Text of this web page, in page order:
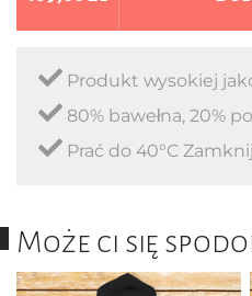
Produkt wysokiej
80% bawełna, 20%
Prać do 40°C Zamknij
Może ci się